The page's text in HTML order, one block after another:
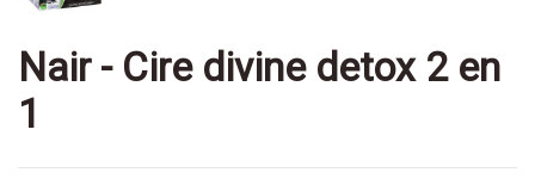
Nair - Cire divine detox 2 en
1